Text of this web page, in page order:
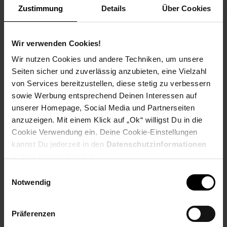
Zustimmung Details Über Cookies
Wir verwenden Cookies!
Wir nutzen Cookies und andere Techniken, um unsere
Seiten sicher und zuverlässig anzubieten, eine Vielzahl
von Services bereitzustellen, diese stetig zu verbessern
sowie Werbung entsprechend Deinen Interessen auf
unserer Homepage, Social Media und Partnerseiten
anzuzeigen. Mit einem Klick auf „Ok“ willigst Du in die
Cookie Verwendung ein. Deine Cookie-Einstellungen
kannst Du jederzeit in den Datenschutzinformationen
Notwendig
Präferenzen
Hängeschrank 40 cm, mit einer Tür, und drei Einlegeböden.
mit Anti Fingerprint Beschichtung
Korpusausführung: Spanplatte Laminat.
Korpusfarbe: Schwarz matt
Griff: Metall Schwarz matt
Scharniere mit Dämpfer, für leises schließen der Türen.
Maße: Breite 40 cm / Tiefe ca. 31 cm / Höhe ca. 90 cm.